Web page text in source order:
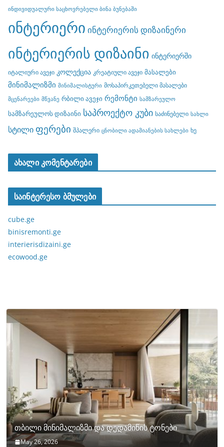
ინდივიდუალური საცხოვრებელი ბინა ბუნებაში
ინტერიერი ინტერიერის დიზაინერი
ინტერიერის დიზაინი ინტერიერში
იტალიური ავეჯი კოლექცია კრეატიული ავეჯი მასალები
მინიმალიზმი მინიმალისტური მოსაპირკეთებელი მასალები
მცენარეები მწვანე რბილი ავეჯი რემონტი სამზარეულო
სამზარეულოს დიზაინი საპროექტო კუბი საძინებელი სახლი
სტილი ფერები შპალერი ცნობილი ადამიანების სახლები ხე
ახალი კომენტარები
საინტერესო ბმულები
cube.ge
binisremonti.ge
interierisdizaini.ge
ecowood.ge
თბილი მინიმალიზმი და დედამიწის ტონები
May 26, 2026